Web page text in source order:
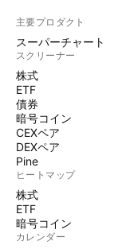
主要プロダクト
スーパーチャート
スクリーナー
株式
ETF
債券
暗号コイン
CEXペア
DEXペア
Pine
ヒートマップ
株式
ETF
暗号コイン
カレンダー